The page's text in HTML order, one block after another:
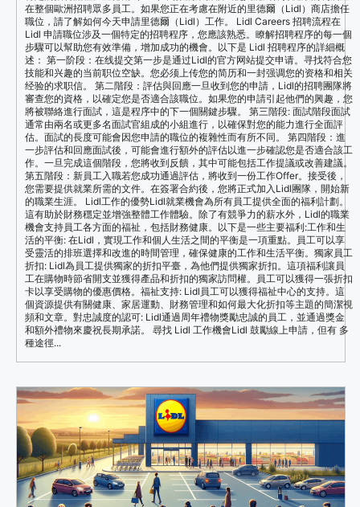
在整個歐洲招聘眾多員工。如果您正在考慮在附近的里德爾（Lidl）商店擔任
職位，請了解如何今天申請里德爾（Lidl）工作。 Lidl Careers 招聘流程在
Lidl 申請職位涉及一個特定的招聘程序，您應該熟悉。瞭解招聘程序的每一個
步驟可以幫助您有效準備，增加成功的機會。以下是 Lidl 招聘程序的詳細概
述： 第一阶段：在线提交第一步是通过Lidl的官方网站提交申请。寻找符合您
技能和兴趣的当前职位空缺。您必须上传您的简历和一封强调您的资格和相关
经验的求职信。 第二階段：評估與回應一旦收到您的申請，Lidl的招聘團隊將
審查您的資格，以確定您是否適合該職位。如果您的申請引起他們的興趣，您
將被聯絡進行面試，這是程序中的下一個關鍵步驟。 第三階段: 面試階段面試
通常由兩名或更多名面試官組成的小組進行，以確保對您的能力進行全面評
估。面試的長度可能會因您申請的職位的複雜性而有所不同。 第四階段：進
一步評估和回應面試後，可能會進行額外的評估以進一步確認您是否適合該工
作。一旦完成這個階段，您將收到反饋，其中可能包括工作提議或改善建議。
第五階段：新員工入職若您成功通過評估，將收到一份工作Offer。接受後，
您需要提供就業所需的文件。在簽署合約後，您將正式加入Lidl團隊，開始新
的職業生涯。 Lidl工作的優勢Lidl就業機會為所有員工提供全面的福利計劃。
這有助於財務穩定並增強整體工作體驗。除了有競爭力的薪水外，Lidl的職業
機會支持員工各方面的福祉，包括財務健康。以下是一些主要福利:工作和生
活的平衡: 在Lidl，實現工作和個人生活之間的平衡是一項重點。員工可以享
受靈活的排班選擇和改進的時間管理，確保健康的工作和生活平衡。獨家員工
折扣: Lidl為員工提供獨家的折扣平臺，為他們提供獨家折扣。這項福利讓員
工在購物時節省開支並獲得產品和折扣的獨家訪問權。員工可以獲得一張折扣
卡以享受購物的優惠價格。福祉支持: Lidl員工可以獲得福祉中心的支持。這
個資源提供有關健康、家居運動、財務管理和如何最大化折扣等主題的簡潔視
頻和文章。對忠誠度的認可: Lidl通過周年禮物獎勵忠誠的員工，並通過獎金
和額外禮物來慶祝長期承諾。 尋找 Lidl 工作機會Lidl 鼓勵線上申請，但有 多
種途徑...